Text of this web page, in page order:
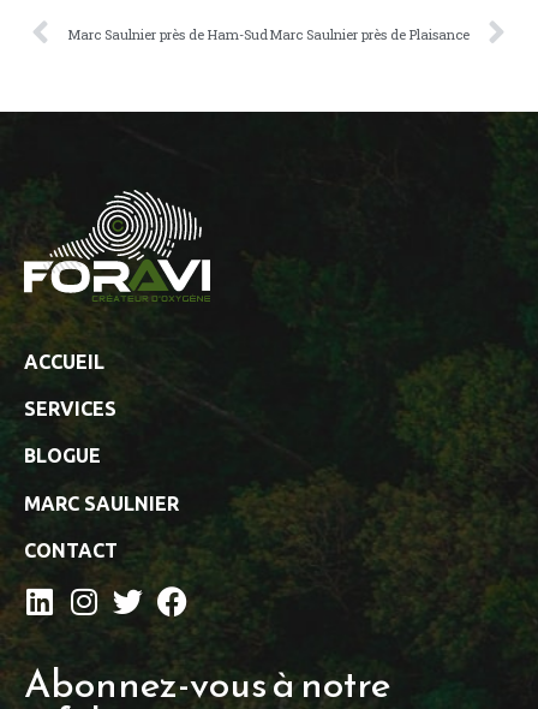
Marc Saulnier près de Ham-Sud Marc Saulnier près de Plaisance
ACCUEIL
SERVICES
BLOGUE
MARC SAULNIER
CONTACT
Abonnez-vous à notre